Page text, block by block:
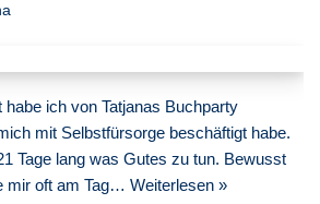
habe ich von Tatjanas Buchparty
mit Selbstfürsorge beschäftigt habe.
Tage lang was Gutes zu tun. Bewusst
mir oft am Tag… Weiterlesen »